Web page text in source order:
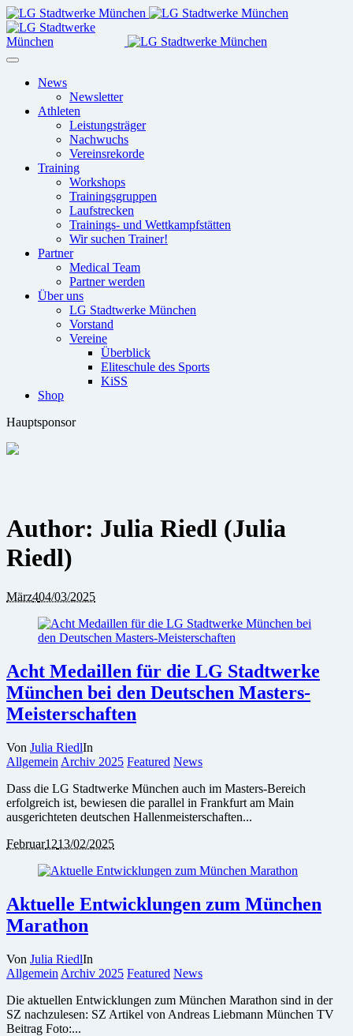
News
Newsletter
Athleten
Leistungsträger
Nachwuchs
Vereinsrekorde
Training
Workshops
Trainingsgruppen
Laufstrecken
Trainings- und Wettkampfstätten
Wir suchen Trainer!
Partner
Medical Team
Partner werden
Über uns
LG Stadtwerke München
Vorstand
Vereine
Überblick
Eliteschule des Sports
KiSS
Shop
Hauptsponsor
Author: Julia Riedl (Julia
Riedl)
März404/03/2025
Acht Medaillen für die LG Stadtwerke
München bei den Deutschen Masters-
Meisterschaften
Von Julia RiedlIn
Allgemein Archiv 2025 Featured News
Dass die LG Stadtwerke München auch im Masters-Bereich
erfolgreich ist, bewiesen die parallel in Frankfurt am Main
ausgerichteten deutschen Hallenmeisterschaften...
Februar1213/02/2025
Aktuelle Entwicklungen zum München
Marathon
Von Julia RiedlIn
Allgemein Archiv 2025 Featured News
Die aktuellen Entwicklungen zum München Marathon sind in der
SZ nachzulesen: SZ Artikel von Andreas Liebmann München TV
Beitrag Foto:...